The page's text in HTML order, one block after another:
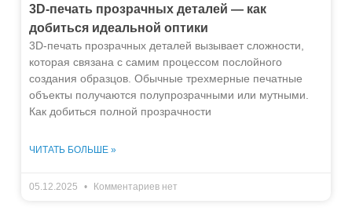
3D-печать прозрачных деталей — как
добиться идеальной оптики
3D-печать прозрачных деталей вызывает сложности,
которая связана с самим процессом послойного
создания образцов. Обычные трехмерные печатные
объекты получаются полупрозрачными или мутными.
Как добиться полной прозрачности
ЧИТАТЬ БОЛЬШЕ »
05.12.2025 Комментариев нет